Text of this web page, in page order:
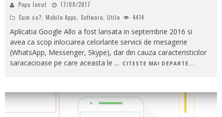
Popa Ionut
17/08/2017
Cum sa?, Mobile Apps, Software, Utile 4414
Aplicatia Google Allo a fost lansata in septembrie 2016 si
avea ca scop inlocuirea celorlante servicii de mesagerie
(WhatsApp, Messenger, Skype), dar din cauza caracteristicilor
saracacioase pe care aceasta le ... CITESTE MAI DEPARTE...